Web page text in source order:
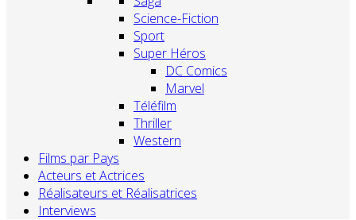
Science-Fiction
Sport
Super Héros
DC Comics
Marvel
Téléfilm
Thriller
Western
Films par Pays
Acteurs et Actrices
Réalisateurs et Réalisatrices
Interviews